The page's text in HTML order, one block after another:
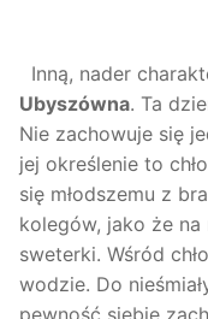
Inną, nader
Ubyszówna. Ta
Nie zachowuje się
jej określenie to
się młodszemu z
kolegów, jako że
sweterki. Wśród
wodzie. Do